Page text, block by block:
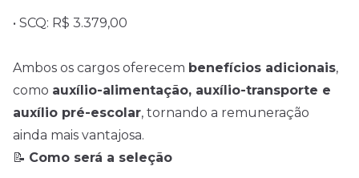
• SCQ: R$ 3.379,00
Ambos os cargos oferecem benefícios adicionais,
como auxílio-alimentação, auxílio-transporte e
auxílio pré-escolar, tornando a remuneração
ainda mais vantajosa.
📝 Como será a seleção